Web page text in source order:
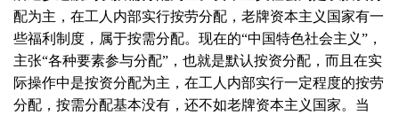
配为主，在工人内部实行按劳分配，老牌资本主义国家有一
些福利制度，属于按需分配。现在的“中国特色社会主义”，
主张“各种要素参与分配”，也就是默认按资分配，而且在实
际操作中是按资分配为主，在工人内部实行一定程度的按劳
分配，按需分配基本没有，还不如老牌资本主义国家。当